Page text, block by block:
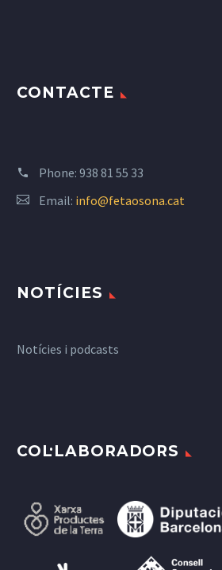
CONTACTE
Phone: 938 81 55 33
Email: info@fetaosona.cat
NOTÍCIES
Notícies i podcasts
COL·LABORADORS